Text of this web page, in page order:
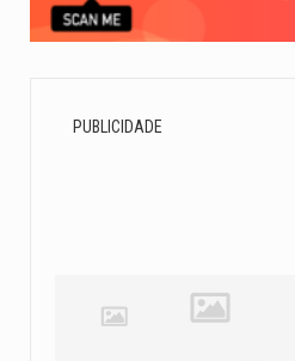
PUBLICIDADE